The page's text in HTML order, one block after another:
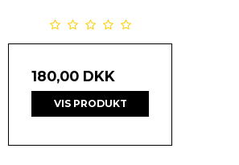
180,00 DKK
VIS PRODUKT